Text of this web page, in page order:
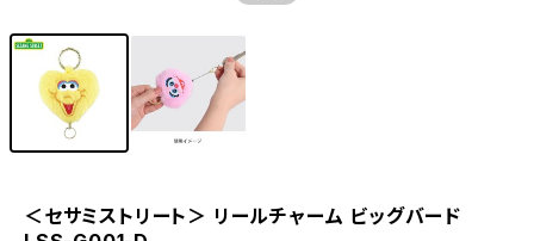
＜セサミストリート＞ リールチャーム ビッグバード